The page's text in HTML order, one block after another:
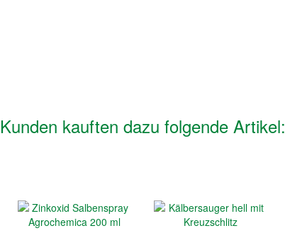
Kunden kauften dazu folgende Artikel: